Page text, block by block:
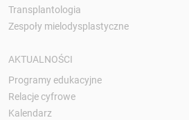
Transplantologia
Zespoły mielodysplastyczne
AKTUALNOŚCI
Programy edukacyjne
Relacje cyfrowe
Kalendarz